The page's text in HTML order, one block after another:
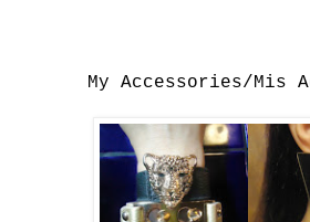
My Accessories/Mis